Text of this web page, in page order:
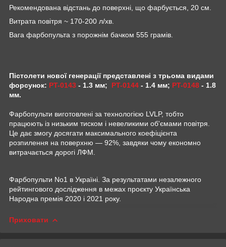
Рекомендована відстань до поверхні, що фарбується, 20 см.
Витрата повітря ~ 170-200 л/хв.
Вага фарбопульта з порожнім бачком 555 грамів.
Пістолети нової генерації представлені з трьома видами
форсунок: PT-0143 - 1.3 мм; PT-0144 - 1.4 мм; PT-0148 - 1.8
мм.
Фарбопульти виготовлені за технологією LVLP, тобто
працюють із низьким тиском і невеликими об'ємами повітря.
Це дає змогу досягати максимального коефіцієнта
розпилення на поверхню — 92%, завдяки чому економно
витрачається дорогі ЛФМ.
Фарбопульти No1 в Україні. За результатами незалежного
рейтингового дослідження в межах проєкту Українська
Народна премія 2020 і 2021 року.
Приховати